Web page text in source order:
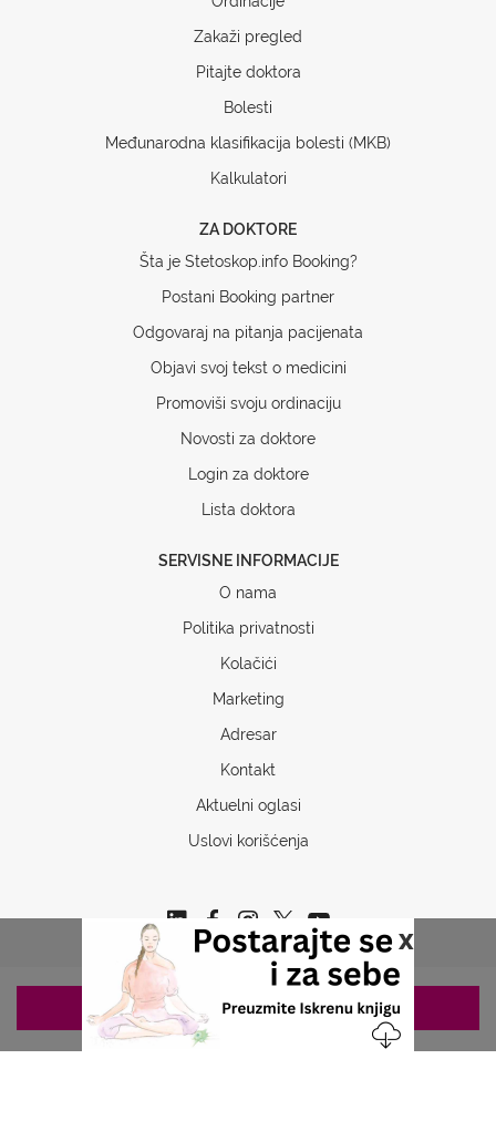
x
Zakaži pregled
Pitajte doktora
Bolesti
Međunarodna klasifikacija bolesti (MKB)
Kalkulatori
ZA DOKTORE
Šta je Stetoskop.info Booking?
Postani Booking partner
Odgovaraj na pitanja pacijenata
Objavi svoj tekst o medicini
Promoviši svoju ordinaciju
Novosti za doktore
Login za doktore
Lista doktora
SERVISNE INFORMACIJE
O nama
Politika privatnosti
Kolačići
Marketing
Adresar
Kontakt
Aktuelni oglasi
Uslovi korišćenja
Copyrights © 2026 Sva prava www.stetoskop.info
ZAKAZIVANJE 063/687-460